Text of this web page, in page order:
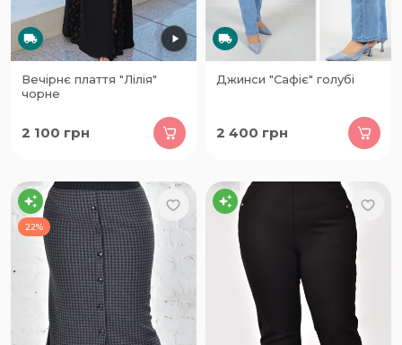
Вечірнє плаття "Лілія"
чорне
2 100 грн
Джинси "Сафіє" голубі
2 400 грн
22%